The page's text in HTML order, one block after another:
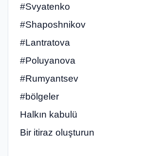
#Svyatenko
#Shaposhnikov
#Lantratova
#Poluyanova
#Rumyantsev
#bölgeler
Halkın kabulü
Bir itiraz oluşturun